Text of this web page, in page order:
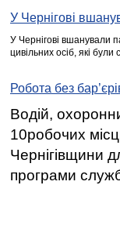
У Чернігові
У Чернігові вшанували
цивільних осіб, які
Робота без
Водій,
10робочих
Чернігівщини
програми